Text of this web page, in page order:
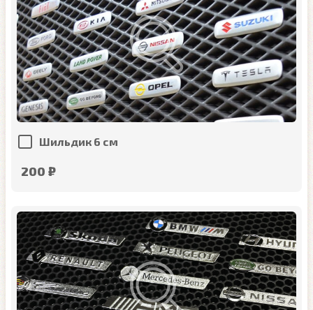
Шильдик 6 см
200 ₽